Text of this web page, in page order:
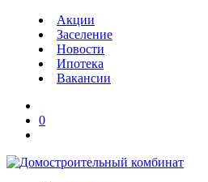
Акции
Заселение
Новости
Ипотека
Вакансии
0